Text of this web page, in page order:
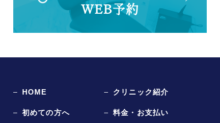
WEB予約
HOME
初めての方へ
クリニック紹介
料金・お支払い